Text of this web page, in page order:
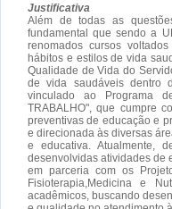
Justificativa
Além de todas as
fundamental que sendo a
renomados cursos
hábitos e estilos de vida
Qualidade de Vida do
de vida saudáveis dentro
vinculado ao Programa
TRABALHO", que cumpre
preventivas de educação e
e direcionada às diversas
e educativa. Atualmente,
desenvolvidas atividades de
em parceria com os
Fisioterapia,Medicina e
acadêmicos, buscando